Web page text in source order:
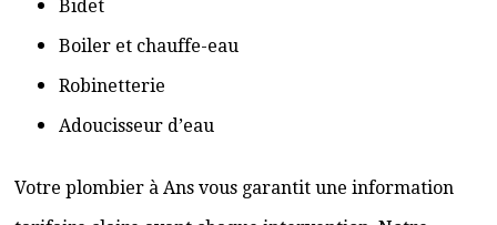
Bidet
Boiler et chauffe-eau
Robinetterie
Adoucisseur d’eau
Votre plombier à Ans vous garantit une information